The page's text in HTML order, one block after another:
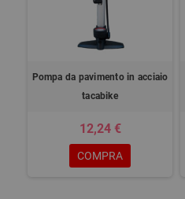
Pompa da pavimento in acciaio
tacabike
12,24 €
COMPRA